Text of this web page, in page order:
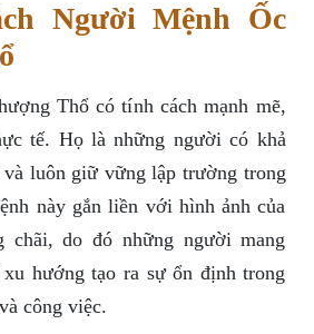
Người Mệnh Ốc
Thổ có tính cách mạnh mẽ,
tế. Họ là những người có khả
luôn giữ vững lập trường trong
này gắn liền với hình ảnh của
chãi, do đó những người mang
hướng tạo ra sự ổn định trong
công việc.